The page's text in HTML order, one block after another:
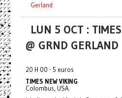
Gerland
LUN 5 OCT :
@ GRND GERLAND
20 H 00 - 5 euros
TIMES NEW VIKING
Colombus, USA.